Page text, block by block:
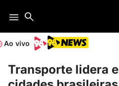
Ao vivo
Transporte lidera